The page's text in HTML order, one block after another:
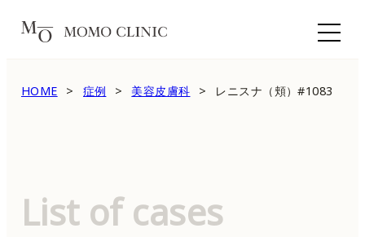
HOME 症例 美容皮膚科 レニスナ（頬）#1083
List of cases